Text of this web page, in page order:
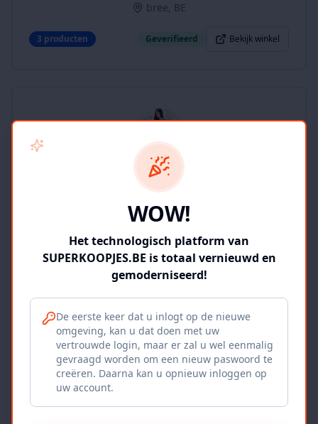
bree, BE
3 producten Geverifieerd Bekijk winkel
SUPERKOOPJES.BE
Geverifieerd
Iepers Kwartier
Ieper, BE
WOW!
Het technologisch platform van
SUPERKOOPJES.BE is totaal vernieuwd en
gemoderniseerd!
De eerste keer dat u inlogt op de nieuwe
omgeving, kan u dat doen met uw
vertrouwde login, maar er zal u wel eenmalig
gevraagd worden om een nieuw paswoord te
creëren. Daarna kan u opnieuw inloggen op
uw account.